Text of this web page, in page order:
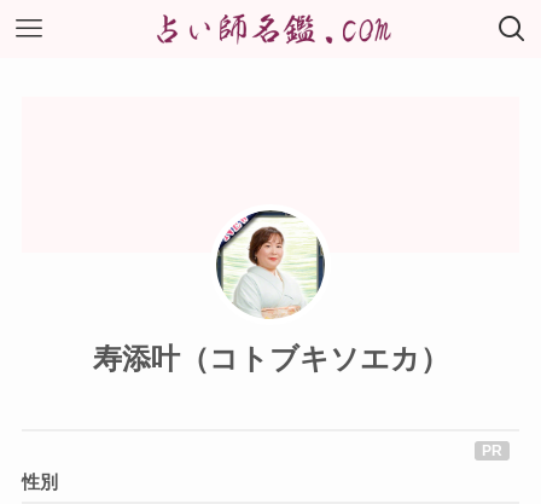
寿添叶（コトブキソエカ）
性別